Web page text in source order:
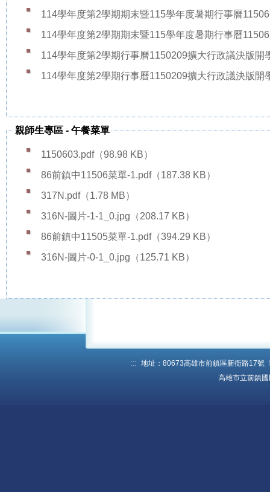
114學年度第2學期期末暨115學年度暑期行事曆
114學年度第2學期期末暨115學年度暑期行事曆
114學年度第2學期行事曆1150209擴大行政議決版開
114學年度第2學期行事曆1150209擴大行政議決版開
親師生專區- 午餐菜單
1150603.pdf（98.98 KB）
86前鎮中11506菜單-1.pdf（187.38 KB）
317N.pdf（1.78 MB）
316N-圖片-1-1_0.jpg （208.17 KB）
86前鎮中11505菜單-1.pdf（394.29 KB）
316N-圖片-0-1_0.jpg （125.71 KB）
::: 地址：80673高雄市前鎮區新衙路17
高雄市立前鎮